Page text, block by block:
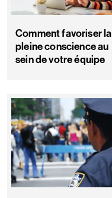
Comment favoriser la
pleine conscience au
sein de votre équipe